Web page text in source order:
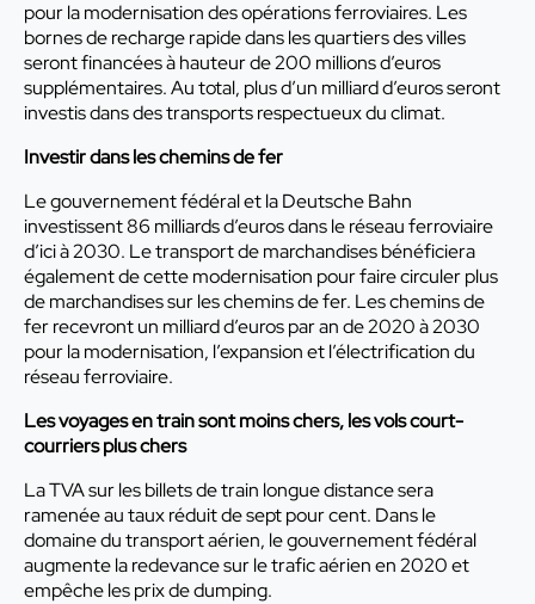
pour la modernisation des opérations ferroviaires. Les
bornes de recharge rapide dans les quartiers des villes
seront financées à hauteur de 200 millions d’euros
supplémentaires. Au total, plus d’un milliard d’euros seront
investis dans des transports respectueux du climat.
Investir dans les chemins de fer
Le gouvernement fédéral et la Deutsche Bahn
investissent 86 milliards d’euros dans le réseau ferroviaire
d’ici à 2030. Le transport de marchandises bénéficiera
également de cette modernisation pour faire circuler plus
de marchandises sur les chemins de fer. Les chemins de
fer recevront un milliard d’euros par an de 2020 à 2030
pour la modernisation, l’expansion et l’électrification du
réseau ferroviaire.
Les voyages en train sont moins chers, les vols court-
courriers plus chers
La TVA sur les billets de train longue distance sera
ramenée au taux réduit de sept pour cent. Dans le
domaine du transport aérien, le gouvernement fédéral
augmente la redevance sur le trafic aérien en 2020 et
empêche les prix de dumping.